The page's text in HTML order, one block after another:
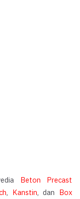
Beton Precast
, Kanstin, dan Box